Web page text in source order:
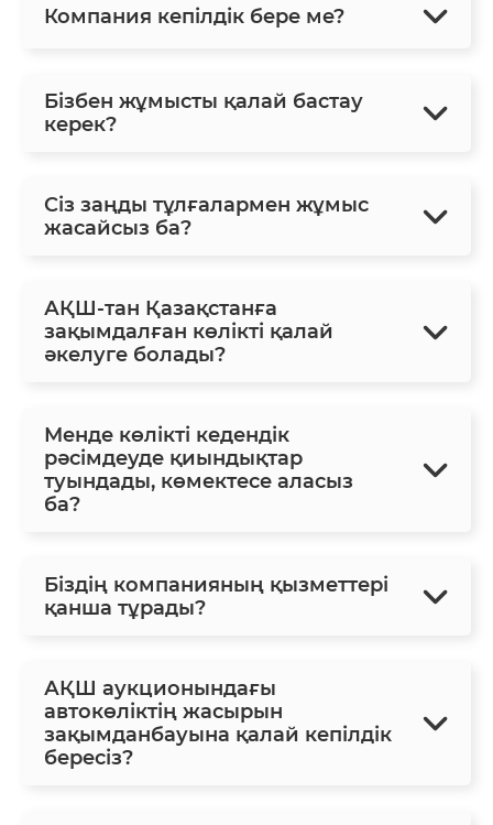
Компания кепілдік бере ме?
Бізбен жұмысты қалай бастау
керек?
Сіз заңды тұлғалармен жұмыс
жасайсыз ба?
АҚШ-тан Қазақстанға
зақымдалған көлікті қалай
әкелуге болады?
Менде көлікті кедендік
рәсімдеуде қиындықтар
туындады, көмектесе аласыз
ба?
Біздің компанияның қызметтері
қанша тұрады?
АҚШ аукционындағы
автокөліктің жасырын
зақымданбауына қалай кепілдік
бересіз?